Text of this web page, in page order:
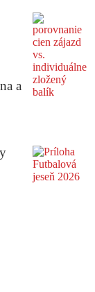
a